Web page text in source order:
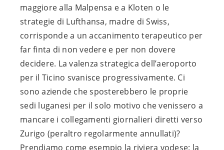
maggiore alla Malpensa e a Kloten o le
strategie di Lufthansa, madre di Swiss,
corrisponde a un accanimento terapeutico per
far finta di non vedere e per non dovere
decidere. La valenza strategica dell’aeroporto
per il Ticino svanisce progressivamente. Ci
sono aziende che sposterebbero le proprie
sedi luganesi per il solo motivo che venissero a
mancare i collegamenti giornalieri diretti verso
Zurigo (peraltro regolarmente annullati)?
Prendiamo come esempio la riviera vodese: la